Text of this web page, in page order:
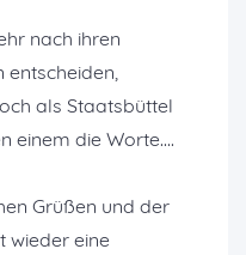
nach ihren
entscheiden,
als Staatsbüttel
einem die Worte....
Grüßen und der
wieder eine